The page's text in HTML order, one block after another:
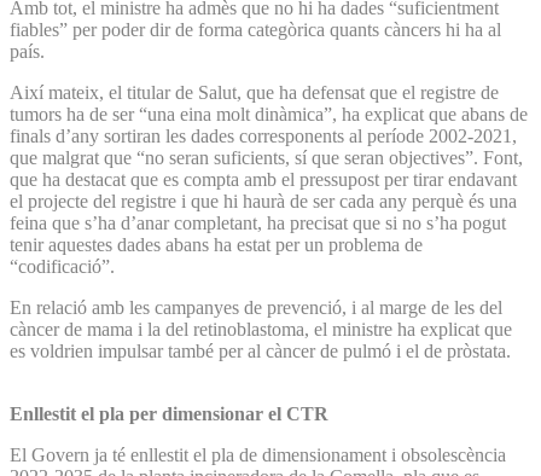
Amb tot, el ministre ha admès que no hi ha dades “suficientment
fiables” per poder dir de forma categòrica quants càncers hi ha al
país.
Així mateix, el titular de Salut, que ha defensat que el registre de
tumors ha de ser “una eina molt dinàmica”, ha explicat que abans de
finals d’any sortiran les dades corresponents al període 2002-2021,
que malgrat que “no seran suficients, sí que seran objectives”. Font,
que ha destacat que es compta amb el pressupost per tirar endavant
el projecte del registre i que hi haurà de ser cada any perquè és una
feina que s’ha d’anar completant, ha precisat que si no s’ha pogut
tenir aquestes dades abans ha estat per un problema de
“codificació”.
En relació amb les campanyes de prevenció, i al marge de les del
càncer de mama i la del retinoblastoma, el ministre ha explicat que
es voldrien impulsar també per al càncer de pulmó i el de pròstata.
Enllestit el pla per dimensionar el CTR
El Govern ja té enllestit el pla de dimensionament i obsolescència